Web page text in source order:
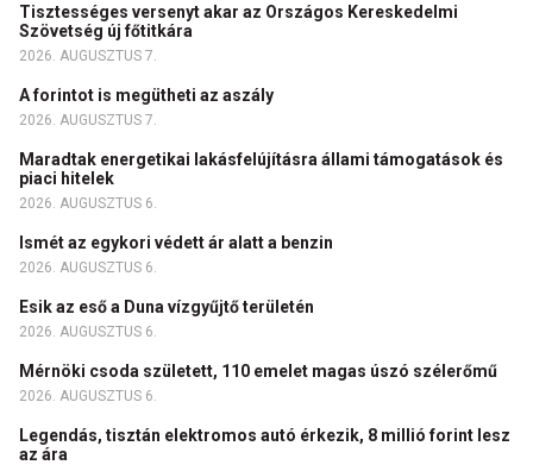
Tisztességes versenyt akar az Országos Kereskedelmi
Szövetség új főtitkára
2026. AUGUSZTUS 7.
A forintot is megütheti az aszály
2026. AUGUSZTUS 7.
Maradtak energetikai lakásfelújításra állami támogatások és
piaci hitelek
2026. AUGUSZTUS 6.
Ismét az egykori védett ár alatt a benzin
2026. AUGUSZTUS 6.
Esik az eső a Duna vízgyűjtő területén
2026. AUGUSZTUS 6.
Mérnöki csoda született, 110 emelet magas úszó szélerőmű
2026. AUGUSZTUS 6.
Legendás, tisztán elektromos autó érkezik, 8 millió forint lesz
az ára